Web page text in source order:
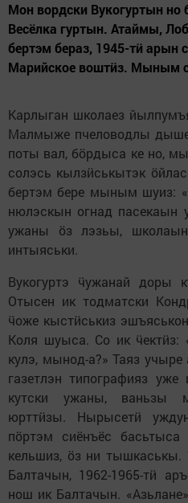
Мон вордски Вукогуртын
Весёлка гуртын. Атаймы,
бертэм бераз, 1945-тӥ арын
Марийское воштӥз. Мыным
Карлыган школаез
Малмыже пчеловодлы
поты вал, бӧрдыса ке но,
солэсь кылзӥськытэк
бертэм бере мыным шуиз:
нюлэскын огнад пасекаын
ужаны ӧз лэзьы,
интыяськи.
Вукогуртэ ӵужанай доры
Отысен ик тодматски
ӵоже кыстӥськиз
Коля шуыса. Со ик ӵектӥз:
кулэ, мынод-а?» Таяз учыре
газетлэн типографияз
кутски ужаны, ваньзы
юрттӥзы. Нырысетӥ
пӧртэм сиёнъёс
кельшиз, ӧз ни тышкаськы.
Балтачын, 1962-1965-тӥ
нош ик Балтачын.